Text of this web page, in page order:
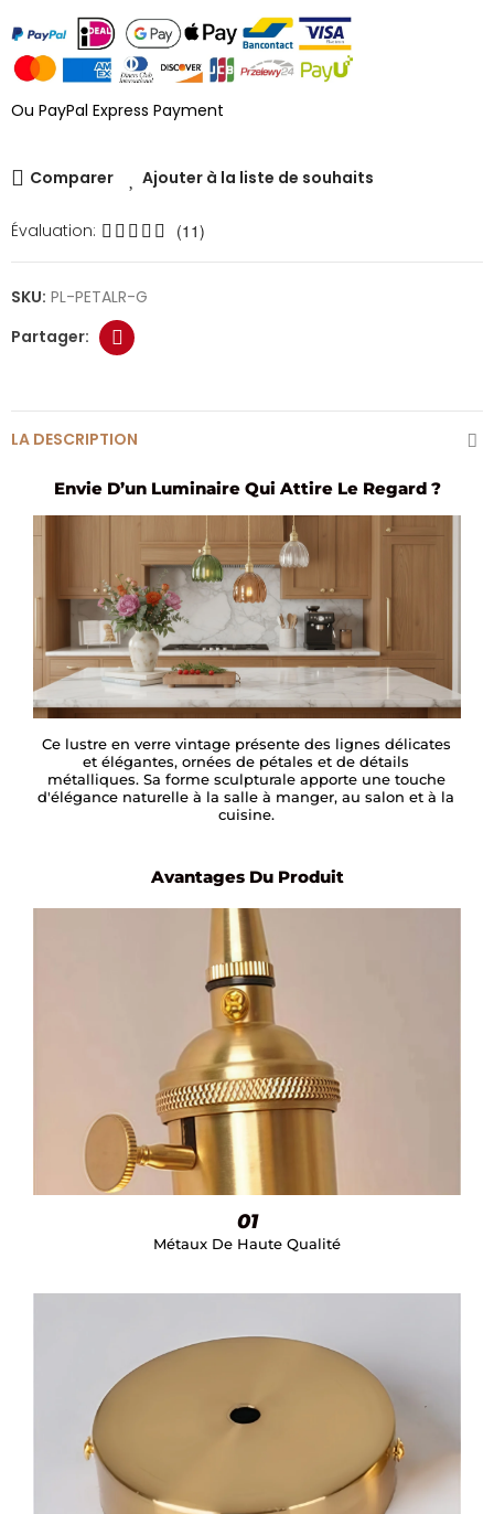
Ou PayPal Express Payment
Comparer Ajouter à la liste de souhaits
Évaluation: (11)
SKU: PL-PETALR-G
LA DESCRIPTION
Envie D’un Luminaire Qui Attire Le Regard ?
Ce lustre en verre vintage présente des lignes délicates
et élégantes, ornées de pétales et de détails
métalliques. Sa forme sculpturale apporte une touche
d'élégance naturelle à la salle à manger, au salon et à la
cuisine.
Avantages Du Produit
01
Métaux De Haute Qualité